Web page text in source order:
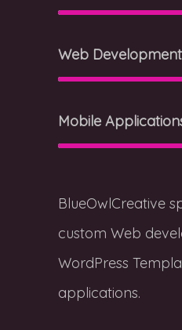
Web Development
Mobile
BlueOwlCreative
custom Web
WordPress
applications.